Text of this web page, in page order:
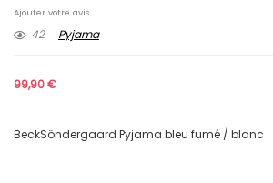
Ajouter votre avis
42 Pyjama
99,90€
BeckSöndergaard Pyjama bleu fumé / blanc